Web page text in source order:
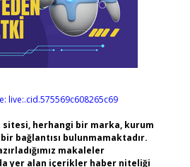
live:.cid.575569c608265c69
herhangi bir marka, kurum
bağlantısı bulunmamaktadır.
makaleler
yer alan içerikler haber niteliği